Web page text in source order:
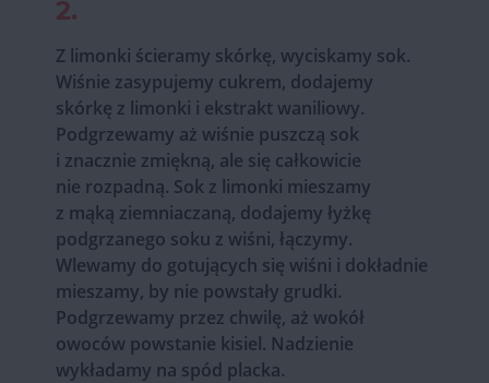
2.
Z limonki ścieramy skórkę, wyciskamy sok.
Wiśnie zasypujemy cukrem, dodajemy
skórkę z limonki i ekstrakt waniliowy.
Podgrzewamy aż wiśnie puszczą sok
i znacznie zmiękną, ale się całkowicie
nie rozpadną. Sok z limonki mieszamy
z mąką ziemniaczaną, dodajemy łyżkę
podgrzanego soku z wiśni, łączymy.
Wlewamy do gotujących się wiśni i dokładnie
mieszamy, by nie powstały grudki.
Podgrzewamy przez chwilę, aż wokół
owoców powstanie kisiel. Nadzienie
wykładamy na spód placka.